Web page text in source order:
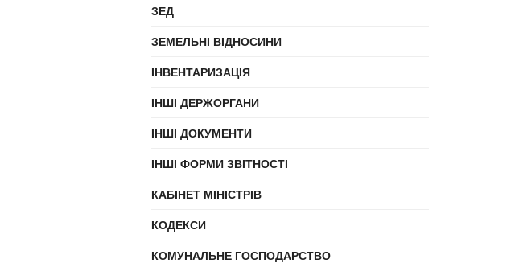
ЗЕД
ЗЕМЕЛЬНІ ВІДНОСИНИ
ІНВЕНТАРИЗАЦІЯ
ІНШІ ДЕРЖОРГАНИ
ІНШІ ДОКУМЕНТИ
ІНШІ ФОРМИ ЗВІТНОСТІ
КАБІНЕТ МІНІСТРІВ
КОДЕКСИ
КОМУНАЛЬНЕ ГОСПОДАРСТВО